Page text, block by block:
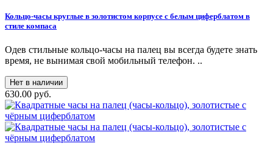
Кольцо-часы круглые в золотистом корпусе с белым циферблатом в
стиле компаса
Одев стильные кольцо-часы на палец вы всегда будете знать
время, не вынимая свой мобильный телефон. ..
Нет в наличии
630.00 руб.